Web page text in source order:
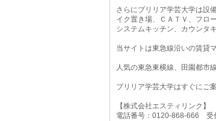
さらにブリリア学芸大学は設
イク置き場、ＣＡＴＶ、フロ
システムキッチン、カウンタ
当サイトは東急線沿いの賃貸
人気の東急東横線、田園都市
ブリリア学芸大学はすぐにご
【株式会社エスティリンク】
電話番号：0120-868-666 受